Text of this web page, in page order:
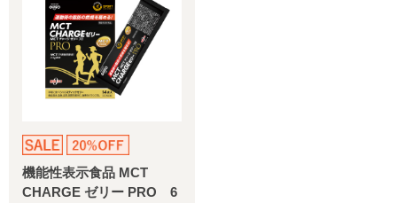
機能性表示食品 MCT
CHARGE ゼリー PRO 6